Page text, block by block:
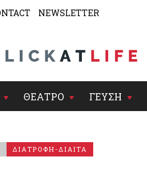
NEWSLETTER
ΘΕΑΤΡΟ ΓΕΥΣΗ
ΔΙΑΤΡΟΦΗ-ΔΙΑΙΤΑ